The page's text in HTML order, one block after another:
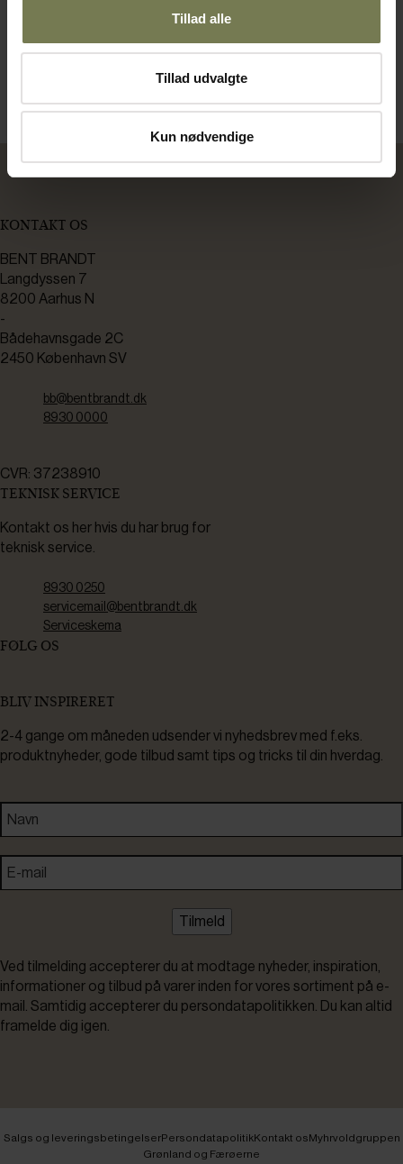
Tillad alle
Tillad udvalgte
Kun nødvendige
KONTAKT OS
BENT BRANDT
Langdyssen 7
8200 Aarhus N
-
Bådehavnsgade 2C
2450 København SV
bb@bentbrandt.dk
8930 0000
CVR: 37238910
TEKNISK SERVICE
Kontakt os her hvis du har brug for
teknisk service.
8930 0250
servicemail@bentbrandt.dk
Serviceskema
FØLG OS
BLIV INSPIRERET
2-4 gange om måneden udsender vi nyhedsbrev med f.eks.
produktnyheder, gode tilbud samt tips og tricks til din hverdag.
Tilmeld
Ved tilmelding accepterer du at modtage nyheder, inspiration,
informationer og tilbud på varer inden for vores sortiment på e-
mail. Samtidig accepterer du persondatapolitikken. Du kan altid
framelde dig igen.
Salgs og leveringsbetingelserPersondatapolitikKontakt osMyhrvoldgruppen
Grønland og Færøerne